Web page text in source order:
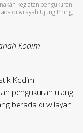
kegiatan pengukuran
di wilayah Ujung Piring,
Kodim
Kodim
pengukuran ulang
berada di wilayah